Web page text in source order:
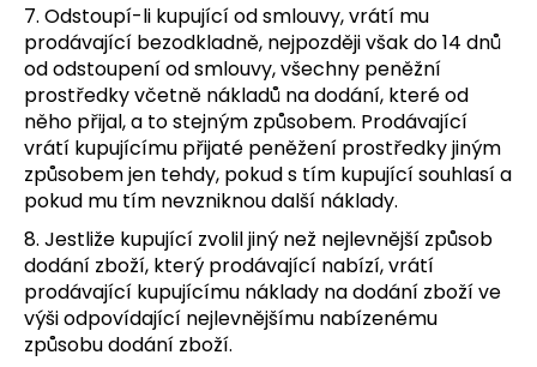
7. Odstoupí-li kupující od smlouvy, vrátí mu
prodávající bezodkladně, nejpozději však do 14 dnů
od odstoupení od smlouvy, všechny peněžní
prostředky včetně nákladů na dodání, které od
něho přijal, a to stejným způsobem. Prodávající
vrátí kupujícímu přijaté peněžení prostředky jiným
způsobem jen tehdy, pokud s tím kupující souhlasí a
pokud mu tím nevzniknou další náklady.
8. Jestliže kupující zvolil jiný než nejlevnější způsob
dodání zboží, který prodávající nabízí, vrátí
prodávající kupujícímu náklady na dodání zboží ve
výši odpovídající nejlevnějšímu nabízenému
způsobu dodání zboží.